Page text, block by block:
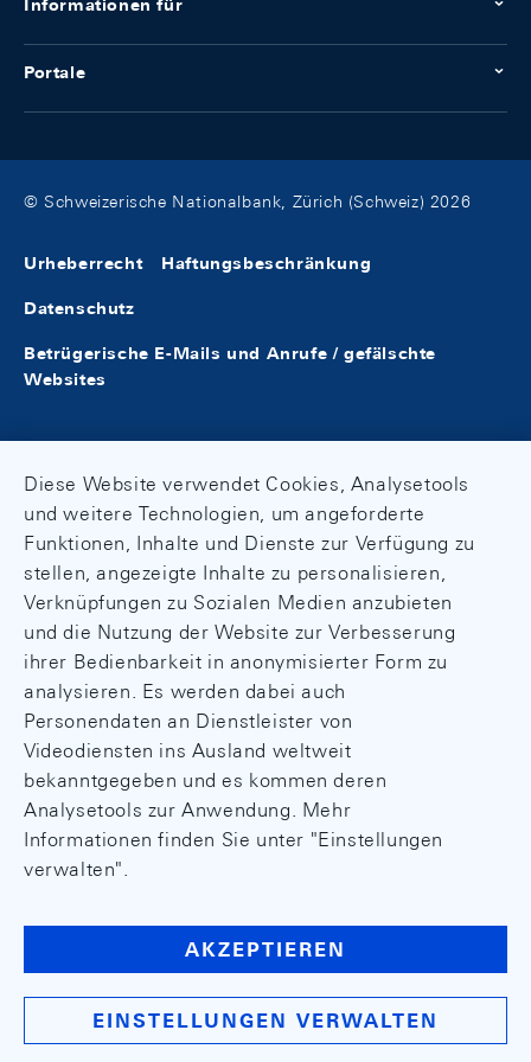
Portale
© Schweizerische Nationalbank, Zürich (Schweiz) 2026
Urheberrecht Haftungsbeschränkung
Datenschutz
Betrügerische E-Mails und Anrufe / gefälschte
Websites
Diese Website verwendet Cookies, Analysetools
und weitere Technologien, um angeforderte
Funktionen, Inhalte und Dienste zur Verfügung zu
stellen, angezeigte Inhalte zu personalisieren,
Verknüpfungen zu Sozialen Medien anzubieten
und die Nutzung der Website zur Verbesserung
ihrer Bedienbarkeit in anonymisierter Form zu
analysieren. Es werden dabei auch
Personendaten an Dienstleister von
Videodiensten ins Ausland weltweit
bekanntgegeben und es kommen deren
Analysetools zur Anwendung. Mehr
Informationen finden Sie unter "Einstellungen
verwalten".
AKZEPTIEREN
EINSTELLUNGEN VERWALTEN